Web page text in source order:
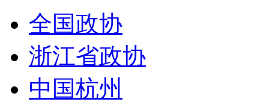
全国政协
浙江省政协
中国杭州